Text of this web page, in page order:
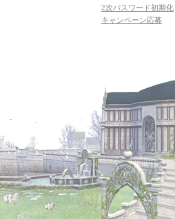
2次パスワード初期化
キャンペーン応募